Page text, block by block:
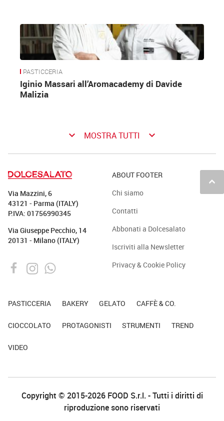
PASTICCERIA
Iginio Massari all’Aromacademy di Davide
Malizia
keyboard_arrow_down MOSTRA TUTTI keyboard_arrow_down
keyboard_arrow_up
Via Mazzini, 6
43121 - Parma (ITALY)
P.IVA: 01756990345
Via Giuseppe Pecchio, 14
20131 - Milano (ITALY)
ABOUT FOOTER
Chi siamo
Contatti
Abbonati a Dolcesalato
Iscriviti alla Newsletter
Privacy & Cookie Policy
PASTICCERIA BAKERY GELATO CAFFÈ & CO.
CIOCCOLATO PROTAGONISTI STRUMENTI TREND
VIDEO
Copyright © 2015-2026 FOOD S.r.l. - Tutti i diritti di
riproduzione sono riservati